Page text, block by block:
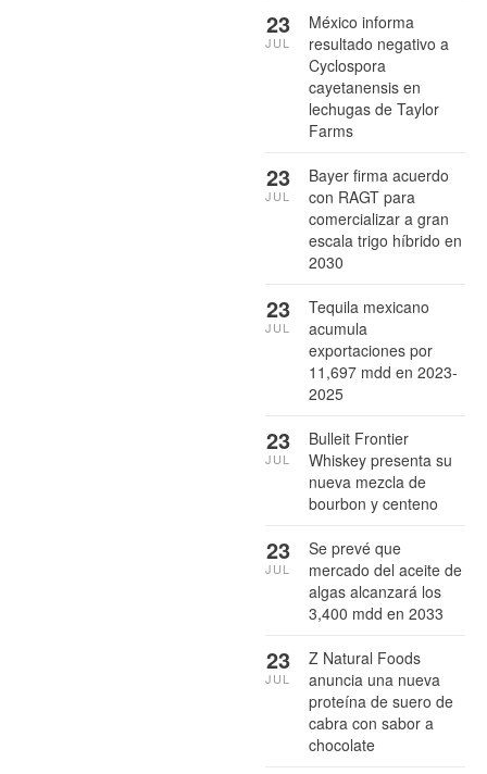
México informa
resultado negativo a
Cyclospora
cayetanensis en
lechugas de Taylor
Farms
23
JUL
Bayer firma acuerdo
con RAGT para
comercializar a gran
escala trigo híbrido en
2030
23
JUL
Tequila mexicano
acumula
exportaciones por
11,697 mdd en 2023-
2025
23
JUL
Bulleit Frontier
Whiskey presenta su
nueva mezcla de
bourbon y centeno
23
JUL
Se prevé que
mercado del aceite de
algas alcanzará los
3,400 mdd en 2033
23
JUL
Z Natural Foods
anuncia una nueva
proteína de suero de
cabra con sabor a
chocolate
23
JUL